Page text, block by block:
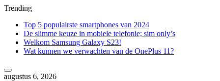
Trending
Top 5 populairste smartphones van 2024
De slimme keuze in mobiele telefonie; sim only’s
Welkom Samsung Galaxy S23!
Wat kunnen we verwachten van de OnePlus 11?
to
augustus 6, 2026